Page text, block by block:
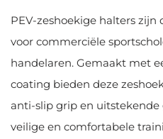
PEV-zeshoekige halters
voor commerciële
handelaren. Gemaakt met
coating bieden deze
anti-slip grip en uitstekende
veilige en comfortabele